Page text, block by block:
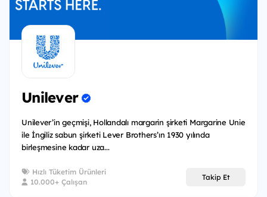
Unilever
Unilever’in geçmişi, Hollandalı margarin şirketi Margarine Unie
ile İngiliz sabun şirketi Lever Brothers’ın 1930 yılında
birleşmesine kadar uza...
Hızlı Tüketim Ürünleri
10.000+ Çalışan
Takip Et